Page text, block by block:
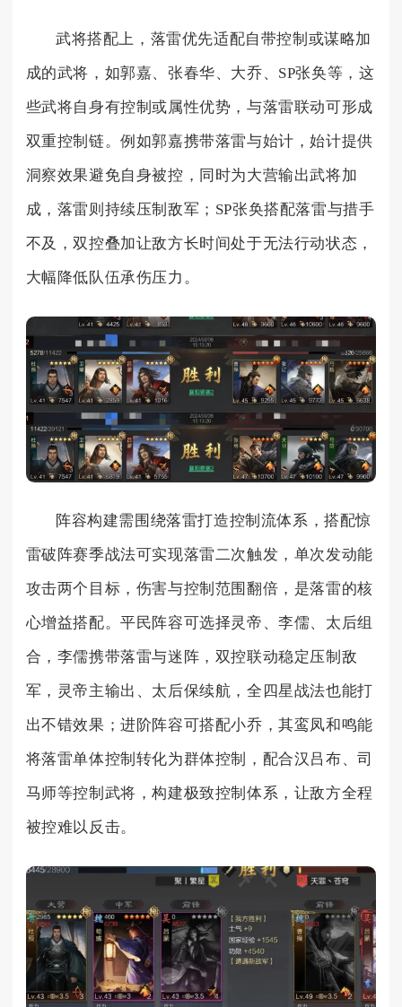
武将搭配上，落雷优先适配自带控制或谋略加
成的武将，如郭嘉、张春华、大乔、SP张奂等，这
些武将自身有控制或属性优势，与落雷联动可形成
双重控制链。例如郭嘉携带落雷与始计，始计提供
洞察效果避免自身被控，同时为大营输出武将加
成，落雷则持续压制敌军；SP张奂搭配落雷与措手
不及，双控叠加让敌方长时间处于无法行动状态，
大幅降低队伍承伤压力。
阵容构建需围绕落雷打造控制流体系，搭配惊
雷破阵赛季战法可实现落雷二次触发，单次发动能
攻击两个目标，伤害与控制范围翻倍，是落雷的核
心增益搭配。平民阵容可选择灵帝、李儒、太后组
合，李儒携带落雷与迷阵，双控联动稳定压制敌
军，灵帝主输出、太后保续航，全四星战法也能打
出不错效果；进阶阵容可搭配小乔，其鸾凤和鸣能
将落雷单体控制转化为群体控制，配合汉吕布、司
马师等控制武将，构建极致控制体系，让敌方全程
被控难以反击。